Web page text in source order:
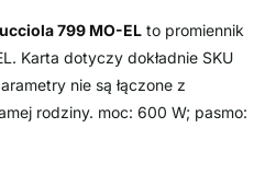
799 MO-EL to promiennik
Karta dotyczy dokładnie SKU
nie są łączone z
rodziny. moc: 600 W; pasmo: